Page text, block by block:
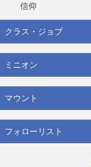
信仰
クラス・ジョブ
ミニオン
マウント
フォローリスト